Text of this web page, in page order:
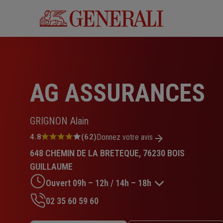
AG ASSURANCES
GRIGNON Alain
Note
4.8
sur
5
étoiles
4.8 (62)Donnez votre avis
648 CHEMIN DE LA BRETEQUE, 76230 BOIS
GUILLAUME
Ouvert 09h – 12h / 14h – 18h
02 35 60 59 60